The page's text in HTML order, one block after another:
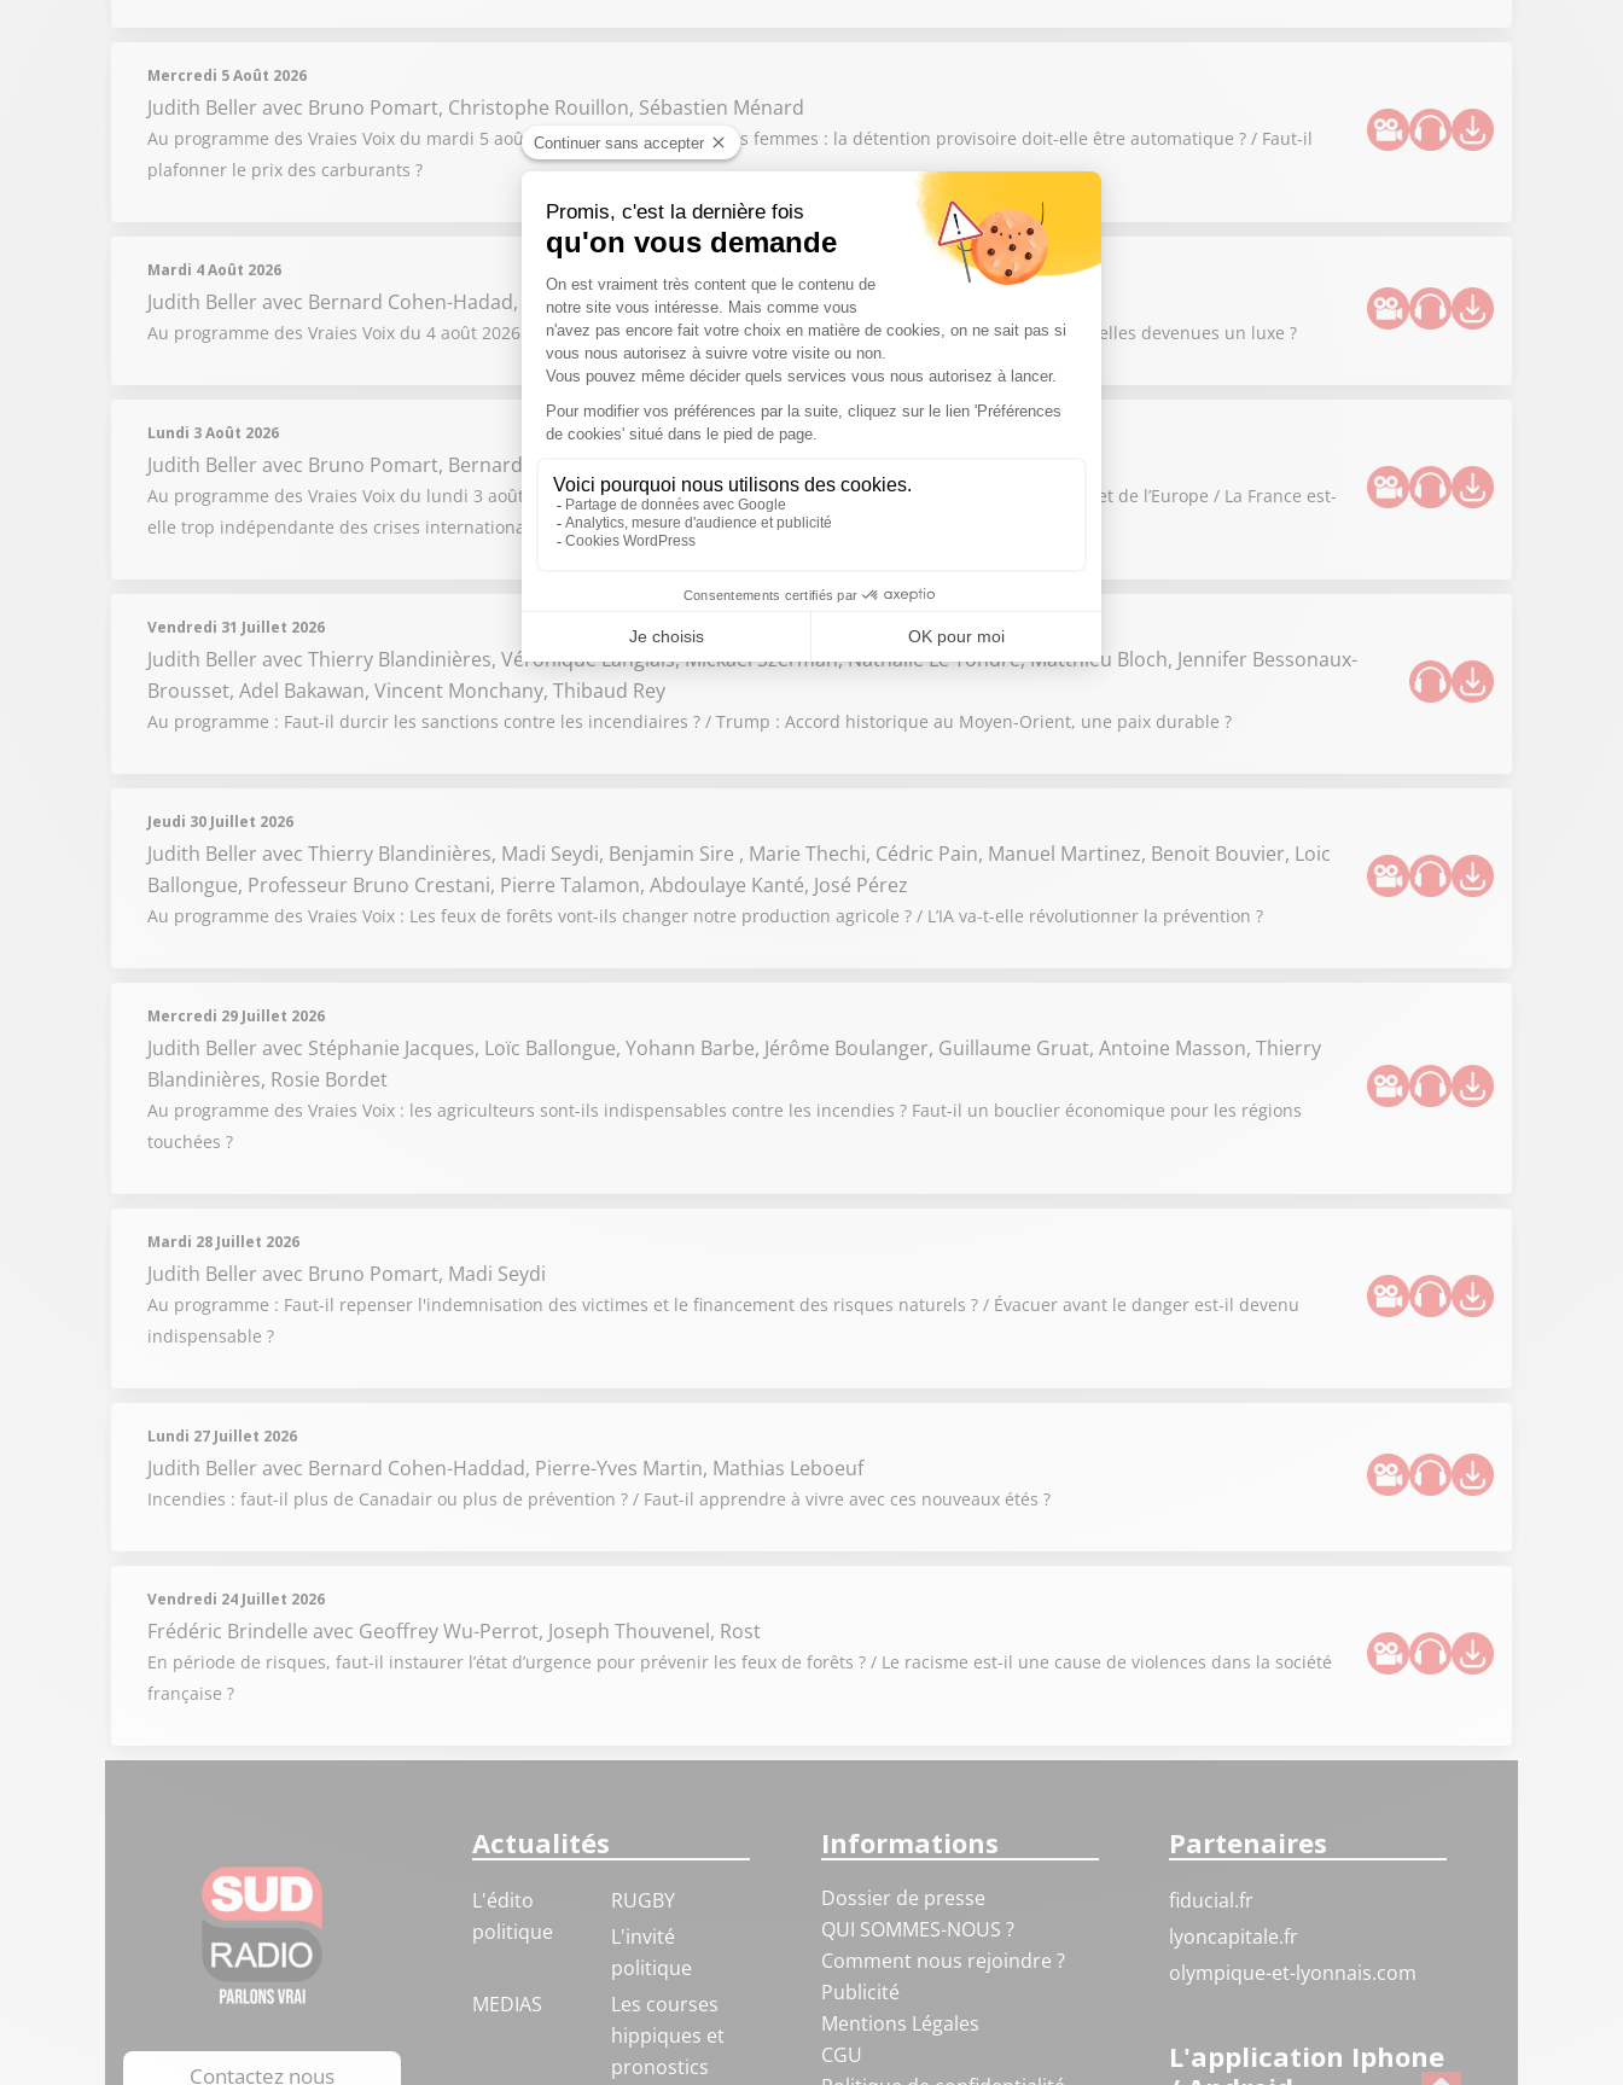
Mercredi 5 Août 2026
Judith Beller avec Bruno Pomart, Christophe Rouillon, Sébastien Ménard
Au programme des Vraies Voix du mardi 5 août 2026 : Violences contre les femmes : la détention provisoire doit-elle être automatique ? / Faut-il
plafonner le prix des carburants ?
Mardi 4 Août 2026
Judith Beller avec Bernard Cohen-Hadad, Florence Rouas, Sébastien Ménard
Au programme des Vraies Voix du 4 août 2026 : Faut-il exclure l’Espagne de l’Union Européenne ? / Les vacances sont-elles devenues un luxe ?
Lundi 3 Août 2026
Judith Beller avec Bruno Pomart, Bernard Cohen-Haddad, Jean-Etienne Pauzat
Au programme des Vraies Voix du lundi 3 août 2026 : Le réchauffement climatique doit-il être la priorité de la France et de l’Europe / La France est-
elle trop indépendante des crises internationales ?
Vendredi 31 Juillet 2026
Judith Beller avec Thierry Blandinières, Véronique Langlais, Mickaël Szerman, Nathalie Le Yondre, Matthieu Bloch, Jennifer Bessonaux-
Brousset, Adel Bakawan, Vincent Monchany, Thibaud Rey
Au programme : Faut-il durcir les sanctions contre les incendiaires ? / Trump : Accord historique au Moyen-Orient, une paix durable ?
Jeudi 30 Juillet 2026
Judith Beller avec Thierry Blandinières, Madi Seydi, Benjamin Sire , Marie Thechi, Cédric Pain, Manuel Martinez, Benoit Bouvier, Loic
Ballongue, Professeur Bruno Crestani, Pierre Talamon, Abdoulaye Kanté, José Pérez
Au programme des Vraies Voix : Les feux de forêts vont-ils changer notre production agricole ? / L’IA va-t-elle révolutionner la prévention ?
Mercredi 29 Juillet 2026
Judith Beller avec Stéphanie Jacques, Loïc Ballongue, Yohann Barbe, Jérôme Boulanger, Guillaume Gruat, Antoine Masson, Thierry
Blandinières, Rosie Bordet
Au programme des Vraies Voix : les agriculteurs sont-ils indispensables contre les incendies ? Faut-il un bouclier économique pour les régions
touchées ?
Mardi 28 Juillet 2026
Judith Beller avec Bruno Pomart, Madi Seydi
Au programme : Faut-il repenser l'indemnisation des victimes et le financement des risques naturels ? / Évacuer avant le danger est-il devenu
indispensable ?
Lundi 27 Juillet 2026
Judith Beller avec Bernard Cohen-Haddad, Pierre-Yves Martin, Mathias Leboeuf
Incendies : faut-il plus de Canadair ou plus de prévention ? / Faut-il apprendre à vivre avec ces nouveaux étés ?
Vendredi 24 Juillet 2026
Frédéric Brindelle avec Geoffrey Wu-Perrot, Joseph Thouvenel, Rost
En période de risques, faut-il instaurer l’état d’urgence pour prévenir les feux de forêts ? / Le racisme est-il une cause de violences dans la société
française ?
Contactez nous
Actualités
L'édito
politique
RUGBY
L'invité
politique
MEDIAS
Les courses
hippiques et
pronostics
Informations
Dossier de presse
QUI SOMMES-NOUS ?
Comment nous rejoindre ?
Publicité
Mentions Légales
CGU
Partenaires
fiducial.fr
lyoncapitale.fr
olympique-et-lyonnais.com
L'application Iphone